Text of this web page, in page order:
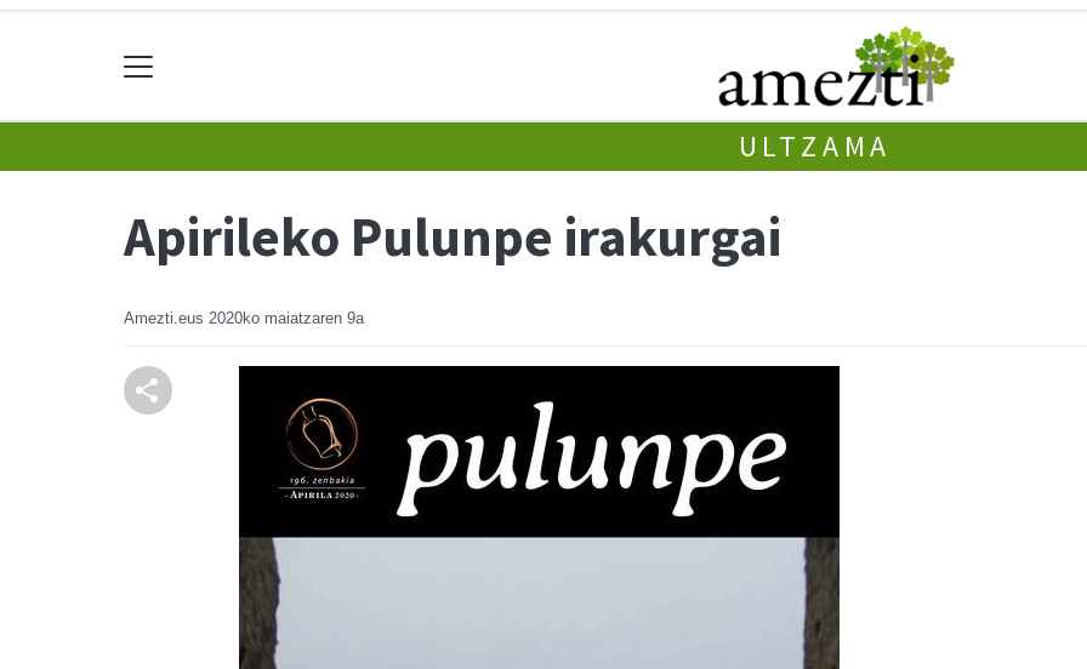
ULTZAMA
Apirileko Pulunpe irakurgai
Amezti.eus 2020ko maiatzaren 9a